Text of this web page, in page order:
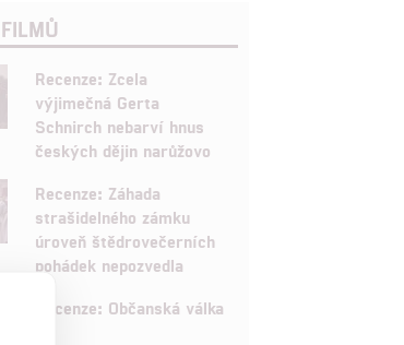
Recenze: Zcela
výjimečná Gerta
Schnirch nebarví hnus
českých dějin narůžovo
Recenze: Záhada
strašidelného zámku
úroveň štědrovečerních
pohádek nepozvedla
Recenze: Občanská válka